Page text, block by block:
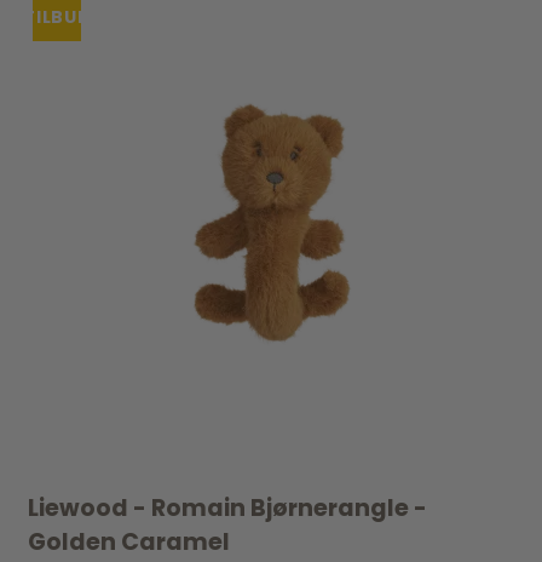
TILBUD
Liewood - Romain Bjørnerangle -
Golden Caramel